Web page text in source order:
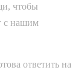
чтобы
с нашим
ответить на